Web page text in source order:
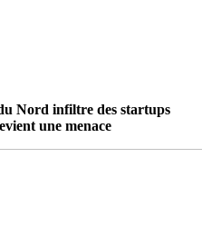
Nord infiltre des startups
une menace